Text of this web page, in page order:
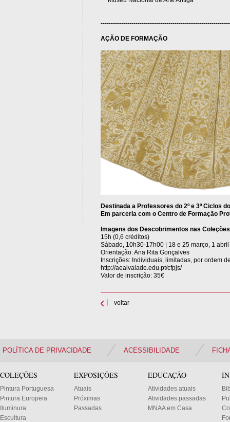
AÇÃO DE FORMAÇÃO
Destinada a Professores do 2º e 3º Ciclos
Em parceria com o Centro de Formação
Imagens dos Descobrimentos nas
15h (0,6 créditos)
Sábado, 10h30-17h00 | 18 e 25 março, 1 abril
Orientação: Ana Rita Gonçalves
Inscrições: Individuais, limitadas, por ordem
http://aealvalade.edu.pt/cfpjs/
Valor de inscrição: 35€
voltar
POLÍTICA DE PRIVACIDADE ACESSIBILIDADE
COLEÇÕES
Pintura Portuguesa
Pintura Europeia
Iluminura
Escultura
EXPOSIÇÕES
Atuais
Próximas
Passadas
EDUCAÇÃO
Atividades atuais
Atividades passadas
MNAA em Casa